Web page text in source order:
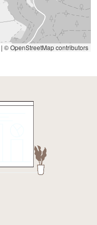
| © OpenStreetMap contributors